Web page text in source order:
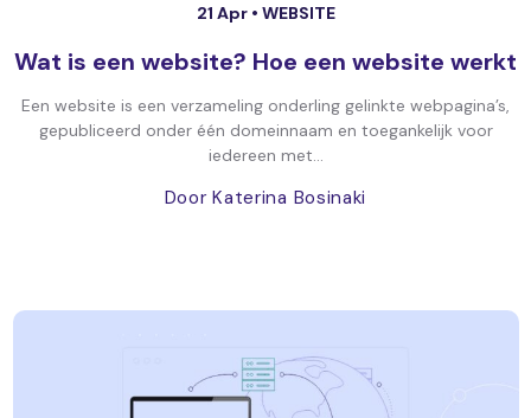
21 Apr • WEBSITE
Wat is een website? Hoe een website werkt
Een website is een verzameling onderling gelinkte webpagina’s,
gepubliceerd onder één domeinnaam en toegankelijk voor
iedereen met...
Door Katerina Bosinaki